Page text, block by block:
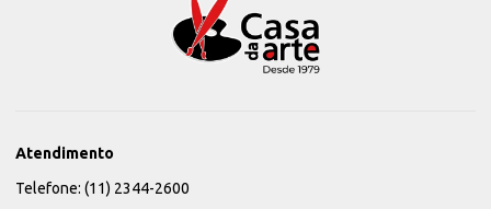
Atendimento
Telefone: (11) 2344-2600